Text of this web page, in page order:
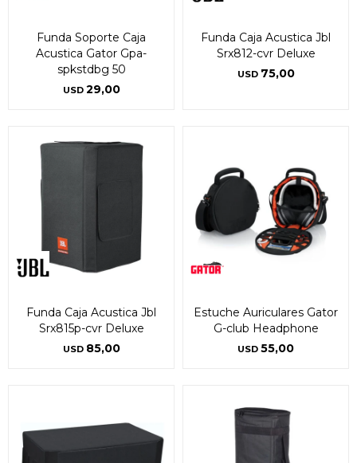
Funda Soporte Caja
Acustica Gator Gpa-
spkstdbg 50
USD 29,00
Funda Caja Acustica Jbl
Srx812-cvr Deluxe
USD 75,00
Funda Caja Acustica Jbl
Srx815p-cvr Deluxe
USD 85,00
Estuche Auriculares Gator
G-club Headphone
USD 55,00